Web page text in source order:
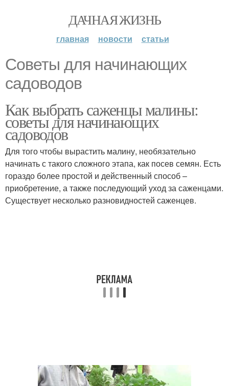
ДАЧНАЯ ЖИЗНЬ
главная новости статьи
Советы для начинающих
садоводов
Как выбрать саженцы малины:
советы для начинающих
садоводов
Для того чтобы вырастить малину, необязательно
начинать с такого сложного этапа, как посев семян. Есть
гораздо более простой и действенный способ –
приобретение, а также последующий уход за саженцами.
Существует несколько разновидностей саженцев.